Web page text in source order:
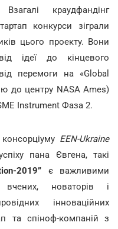
краудфандінг
конкурси зіграли
цього проекту. Вони
ідеї до кінцевого
перемоги на «Global
до центру NASA Ames)
Instrument Фаза 2.
EEN-Ukraine
пана Євгена, такі
2019” є важливими
новаторів і
інноваційних
та спіноф-компаній з